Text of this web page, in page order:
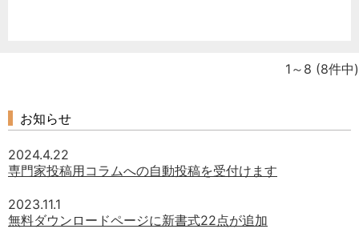
1～8 (8件中)
お知らせ
2024.4.22
専門家投稿用コラムへの自動投稿を受付けます
2023.11.1
無料ダウンロードページに新書式22点が追加